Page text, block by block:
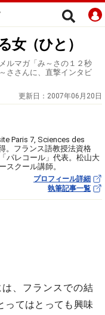
女（ひと）
ルマガ「み～さの１２秒
ささんに、直撃インタビ
更新日： 2007年06月20日
Paris 7, Sciences des
。フランス語教授法資格
パレコール」代表。松山大
スクール講師。
プロフィール詳細
執筆記事一覧
、フランスでの結
ってはとっても興味